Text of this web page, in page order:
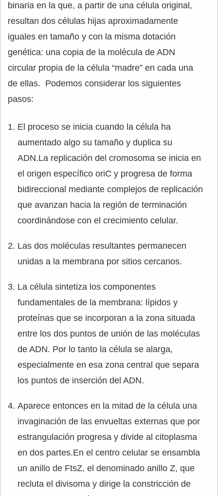
binaria en la que, a partir de una célula original,
resultan dos células hijas aproxi­madamente
iguales en tamaño y con la misma dotación
genética: una copia de la molécula de ADN
circular propia de la célula “madre” en cada una
de ellas. Podemos considerar los siguientes
pasos:
El proceso se inicia cuando la célula ha
aumentado algo su tamaño y duplica su
ADN.La replicación del cromosoma se inicia en
el origen específico oriC y progresa de forma
bidireccional mediante complejos de replicación
que avanzan hacia la región de terminación
coordinándose con el crecimiento celular.
Las dos moléculas resultantes permanecen
unidas a la membrana por sitios cercanos.
La célula sintetiza los componentes
fundamentales de la membrana: lípidos y
proteínas que se incorporan a la zona situada
entre los dos puntos de unión de las moléculas
de ADN. Por lo tanto la célula se alarga,
especialmente en esa zona central que separa
los puntos de inserción del ADN.
Aparece entonces en la mitad de la célula una
invaginación de las envueltas externas que por
estrangulación progresa y divide al citoplasma
en dos partes.En el centro celular se ensambla
un anillo de FtsZ, el denominado anillo Z, que
recluta el divisoma y dirige la constricción de